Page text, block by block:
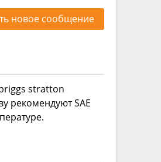
новое сообщение
stratton
рекомендуют SAE